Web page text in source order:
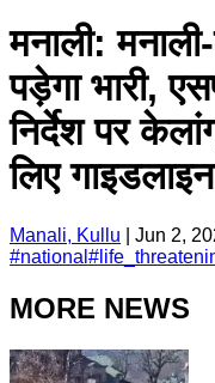
मनाली:
पड़ेगा भारी,
निर्देश पर
लिए
Manali, Kullu
Jun 2,
#national #
MORE NEWS